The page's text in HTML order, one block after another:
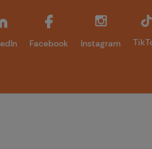
Facebook Instagram